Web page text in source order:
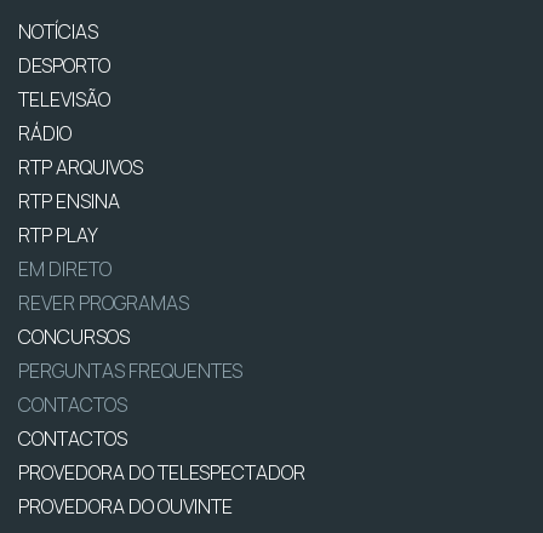
NOTÍCIAS
DESPORTO
TELEVISÃO
RÁDIO
RTP ARQUIVOS
RTP ENSINA
RTP PLAY
EM DIRETO
REVER PROGRAMAS
CONCURSOS
PERGUNTAS FREQUENTES
CONTACTOS
CONTACTOS
PROVEDORA DO TELESPECTADOR
PROVEDORA DO OUVINTE